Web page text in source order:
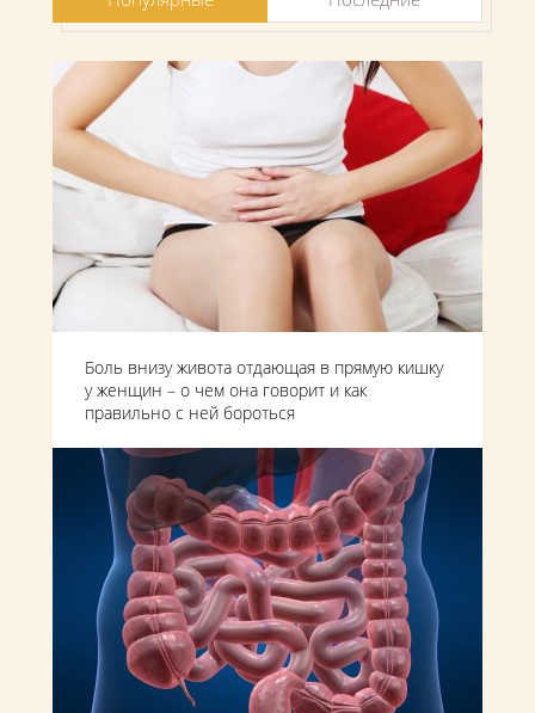
Боль внизу живота отдающая в прямую кишку
у женщин – о чем она говорит и как
правильно с ней бороться